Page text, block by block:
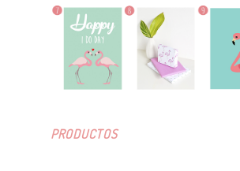
PRODUCTOS